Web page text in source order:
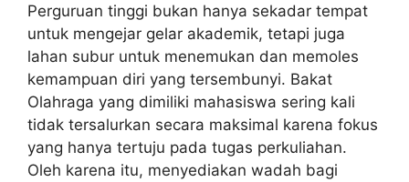
Perguruan tinggi bukan hanya sekadar tempat
untuk mengejar gelar akademik, tetapi juga
lahan subur untuk menemukan dan memoles
kemampuan diri yang tersembunyi. Bakat
Olahraga yang dimiliki mahasiswa sering kali
tidak tersalurkan secara maksimal karena fokus
yang hanya tertuju pada tugas perkuliahan.
Oleh karena itu, menyediakan wadah bagi